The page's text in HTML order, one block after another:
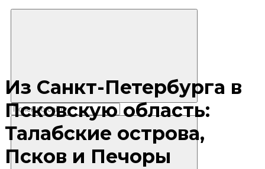
Из Санкт-Петербурга в
Псковскую область:
Талабские острова,
Псков и Печоры